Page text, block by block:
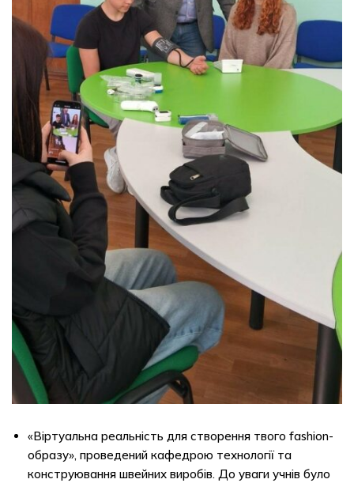
«Віртуальна реальність для створення твого fashion-
образу», проведений кафедрою технології та
конструювання швейних виробів. До уваги учнів було